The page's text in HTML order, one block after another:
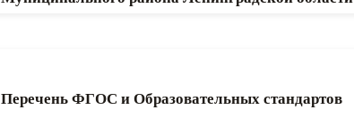
Перечень ФГОС и Образовательных стандартов